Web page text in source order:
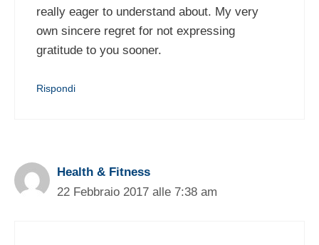
really eager to understand about. My very
own sincere regret for not expressing
gratitude to you sooner.
Rispondi
Health & Fitness
22 Febbraio 2017 alle 7:38 am